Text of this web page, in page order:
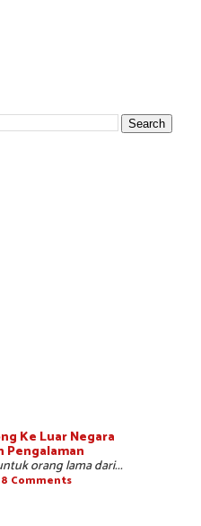
Ke Luar Negara
Pengalaman
orang lama dari...
8 Comments